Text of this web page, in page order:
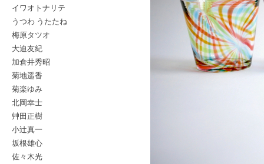
イワオトナリテ
うつわ うたたね
梅原タツオ
大迫友紀
加倉井秀昭
菊地遥香
菊楽ゆみ
北岡幸士
艸田正樹
小辻真一
坂根雄心
佐々木光